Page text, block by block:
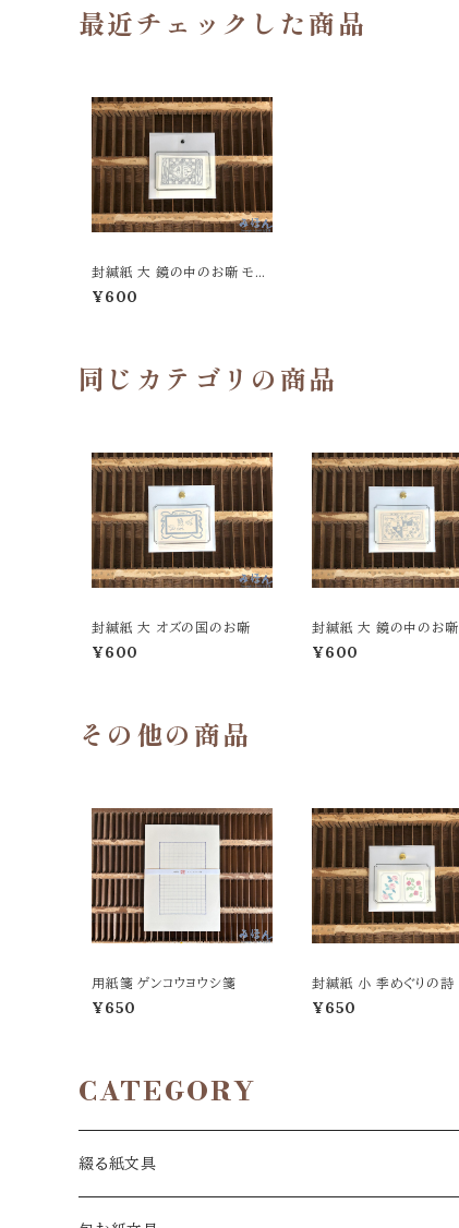
最近チェックした商品
封緘紙 大 鏡の中のお噺 モノ
クローム
¥600
同じカテゴリの商品
封緘紙 大 オズの国のお噺
¥600
封緘紙 大 鏡の中のお噺
¥600
その他の商品
用紙箋 ゲンコウヨウシ箋
¥650
封緘紙 小 季めぐりの詩
¥650
CATEGORY
綴る紙文具